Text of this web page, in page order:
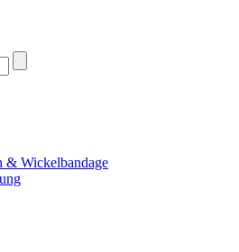
& Wickelbandage